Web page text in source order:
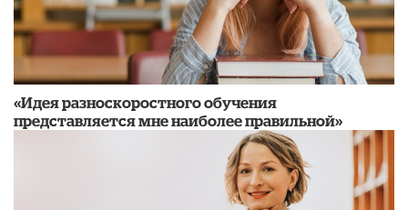
«Идея разноскоростного обучения
представляется мне наиболее правильной»